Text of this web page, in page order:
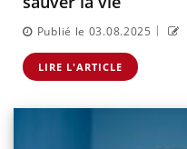
Publié le 03.08.2025 |
LIRE L'ARTICLE